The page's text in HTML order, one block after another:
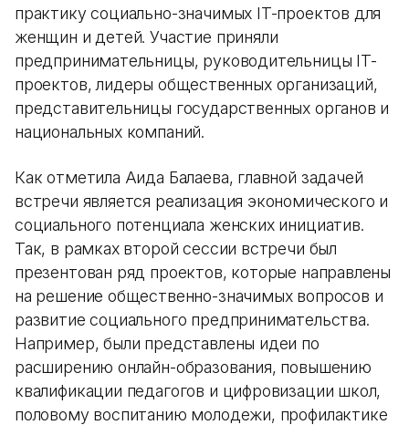
практику социально-значимых IT-проектов для
женщин и детей. Участие приняли
предпринимательницы, руководительницы IT-
проектов, лидеры общественных организаций,
представительницы государственных органов и
национальных компаний.
Как отметила Аида Балаева, главной задачей
встречи является реализация экономического и
социального потенциала женских инициатив.
Так, в рамках второй сессии встречи был
презентован ряд проектов, которые направлены
на решение общественно-значимых вопросов и
развитие социального предпринимательства.
Например, были представлены идеи по
расширению онлайн-образования, повышению
квалификации педагогов и цифровизации школ,
половому воспитанию молодежи, профилактике